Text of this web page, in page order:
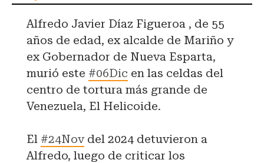
Alfredo Javier Díaz Figueroa , de 55
años de edad, ex alcalde de Mariño y
ex Gobernador de Nueva Esparta,
murió este #06Dic en las celdas del
centro de tortura más grande de
Venezuela, El Helicoide.
El #24Nov del 2024 detuvieron a
Alfredo, luego de criticar los